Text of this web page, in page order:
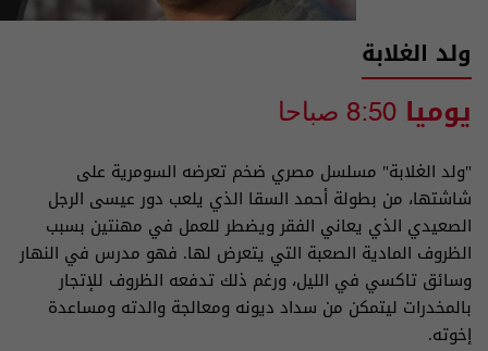
ولد الغلابة
يوميا 8:50 صباحا
"ولد الغلابة" مسلسل مصري ضخم تعرضه السومرية على
شاشتها، من بطولة أحمد السقا الذي يلعب دور عيسى الرجل
الصعيدي الذي يعاني الفقر ويضطر للعمل في مهنتين بسبب
الظروف المادية الصعبة التي يتعرض لها. فهو مدرس في النهار
وسائق تاكسي في الليل، ورغم ذلك تدفعه الظروف للإتجار
بالمخدرات ليتمكن من سداد ديونه ومعالجة والدته ومساعدة
إخوته.